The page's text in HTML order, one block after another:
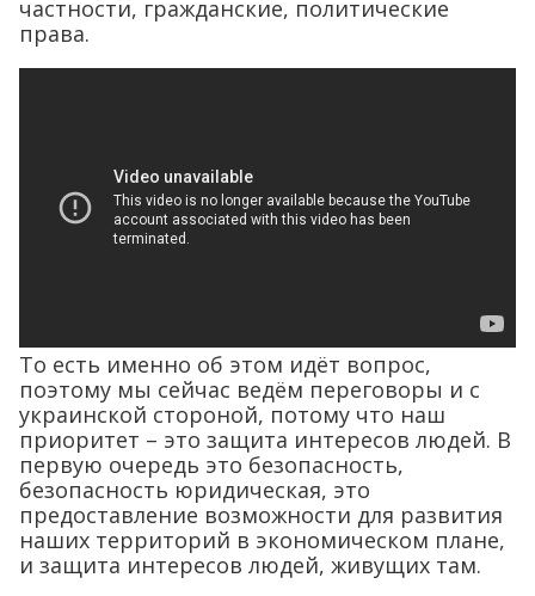
частности, гражданские, политические
права.
То есть именно об этом идёт вопрос,
поэтому мы сейчас ведём переговоры и с
украинской стороной, потому что наш
приоритет – это защита интересов людей. В
первую очередь это безопасность,
безопасность юридическая, это
предоставление возможности для развития
наших территорий в экономическом плане,
и защита интересов людей, живущих там.